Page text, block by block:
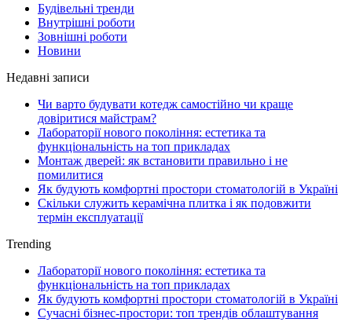
Будівельні тренди
Внутрішні роботи
Зовнішні роботи
Новини
Недавні записи
Чи варто будувати котедж самостійно чи краще
довіритися майстрам?
Лабораторії нового покоління: естетика та
функціональність на топ прикладах
Монтаж дверей: як встановити правильно і не
помилитися
Як будують комфортні простори стоматологій в Україні
Скільки служить керамічна плитка і як подовжити
термін експлуатації
Trending
Лабораторії нового покоління: естетика та
функціональність на топ прикладах
Як будують комфортні простори стоматологій в Україні
Сучасні бізнес-простори: топ трендів облаштування